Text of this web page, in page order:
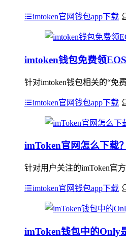
imtoken官网钱包app下载
imtoken钱包免费领
针对imtoken钱包相关的“免
imtoken官网钱包app下载
imToken官网怎么下载
针对用户关注的imToken官
imtoken官网钱包app下载
imToken钱包中的Only